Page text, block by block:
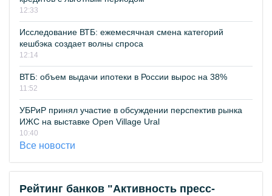
12:33
Исследование ВТБ: ежемесячная смена категорий
кешбэка создает волны спроса
12:14
ВТБ: объем выдачи ипотеки в России вырос на 38%
11:52
УБРиР принял участие в обсуждении перспектив рынка
ИЖС на выставке Open Village Ural
10:40
Все новости
Рейтинг банков "Активность пресс-